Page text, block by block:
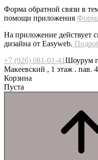
Форма обратной связи в
помощи приложения
На приложение действует
дизайна от Easyweb.
+7 (926) 081-01-41Шоурум
Макеевский , 1 этаж . пав.
Корзина
Пуста